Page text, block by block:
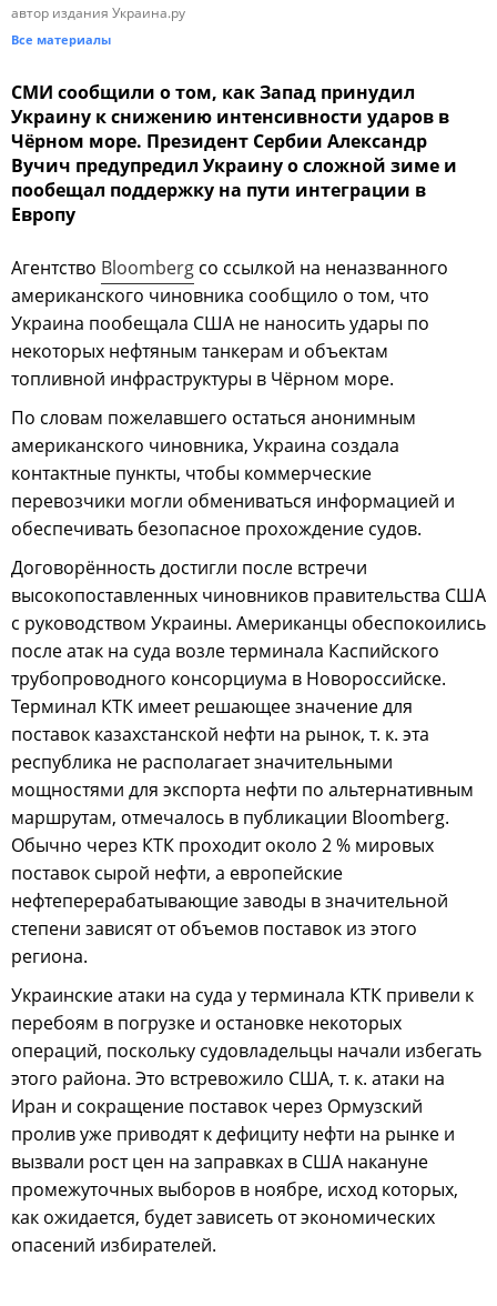
автор издания Украина.ру
Все материалы
СМИ сообщили о том, как Запад принудил
Украину к снижению интенсивности ударов в
Чёрном море. Президент Сербии Александр
Вучич предупредил Украину о сложной зиме и
пообещал поддержку на пути интеграции в
Европу
Агентство Bloomberg со ссылкой на неназванного
американского чиновника сообщило о том, что
Украина пообещала США не наносить удары по
некоторых нефтяным танкерам и объектам
топливной инфраструктуры в Чёрном море.
По словам пожелавшего остаться анонимным
американского чиновника, Украина создала
контактные пункты, чтобы коммерческие
перевозчики могли обмениваться информацией и
обеспечивать безопасное прохождение судов.
Договорённость достигли после встречи
высокопоставленных чиновников правительства США
с руководством Украины. Американцы обеспокоились
после атак на суда возле терминала Каспийского
трубопроводного консорциума в Новороссийске.
Терминал КТК имеет решающее значение для
поставок казахстанской нефти на рынок, т. к. эта
республика не располагает значительными
мощностями для экспорта нефти по альтернативным
маршрутам, отмечалось в публикации Bloomberg.
Обычно через КТК проходит около 2 % мировых
поставок сырой нефти, а европейские
нефтеперерабатывающие заводы в значительной
степени зависят от объемов поставок из этого
региона.
Украинские атаки на суда у терминала КТК привели к
перебоям в погрузке и остановке некоторых
операций, поскольку судовладельцы начали избегать
этого района. Это встревожило США, т. к. атаки на
Иран и сокращение поставок через Ормузский
пролив уже приводят к дефициту нефти на рынке и
вызвали рост цен на заправках в США накануне
промежуточных выборов в ноябре, исход которых,
как ожидается, будет зависеть от экономических
опасений избирателей.